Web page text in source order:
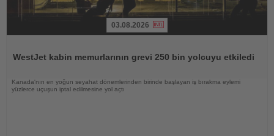
03.08.2026
WestJet kabin memurlarının grevi 250 bin yolcuyu etkiledi
Kanada'nın en yoğun seyahat dönemlerinden birinde başlayan iş bırakma eylemi
yüzlerce uçuşun iptal edilmesine yol açtı